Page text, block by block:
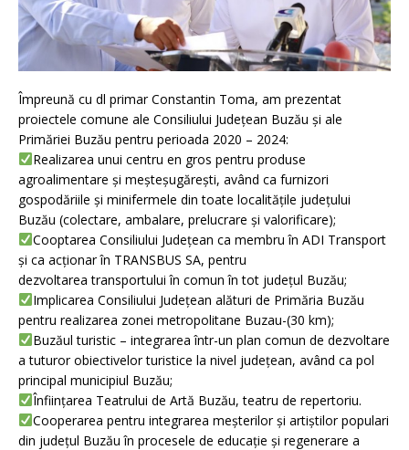
Împreună cu dl primar Constantin Toma, am prezentat
proiectele comune ale Consiliului Județean Buzău și ale
Primăriei Buzău pentru perioada 2020 – 2024:
Realizarea unui centru en gros pentru produse
agroalimentare și meșteșugărești, având ca furnizori
gospodăriile și minifermele din toate localitățile județului
Buzău (colectare, ambalare, prelucrare și valorificare);
Cooptarea Consiliului Județean ca membru în ADI Transport
și ca acționar în TRANSBUS SA, pentru
dezvoltarea transportului în comun în tot județul Buzău;
Implicarea Consiliului Județean alături de Primăria Buzău
pentru realizarea zonei metropolitane Buzau-(30 km);
Buzăul turistic – integrarea într-un plan comun de dezvoltare
a tuturor obiectivelor turistice la nivel județean, având ca pol
principal municipiul Buzău;
Înființarea Teatrului de Artă Buzău, teatru de repertoriu.
Cooperarea pentru integrarea meșterilor și artiștilor populari
din județul Buzău în procesele de educație și regenerare a